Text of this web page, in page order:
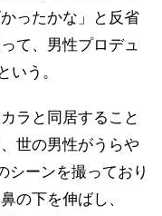
ったかな」と反省
て、男性プロデュ
いう。
ラと同居すること
世の男性がうらや
シーンを撮っており
の下を伸ばし、